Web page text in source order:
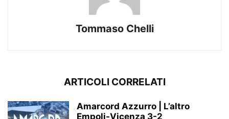
Tommaso Chelli
ARTICOLI CORRELATI
Amarcord Azzurro | L’altro
Empoli-Vicenza 3-2